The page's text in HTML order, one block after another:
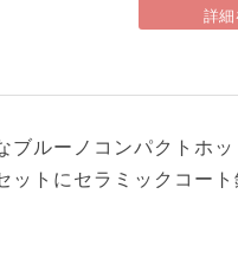
詳細
ブルーノコンパクトホ
ットにセラミックコー